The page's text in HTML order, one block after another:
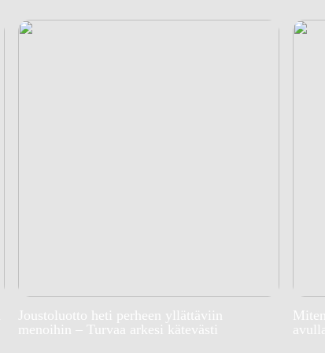
Joustoluotto heti perheen yllättäviin
menoihin – Turvaa arkesi kätevästi